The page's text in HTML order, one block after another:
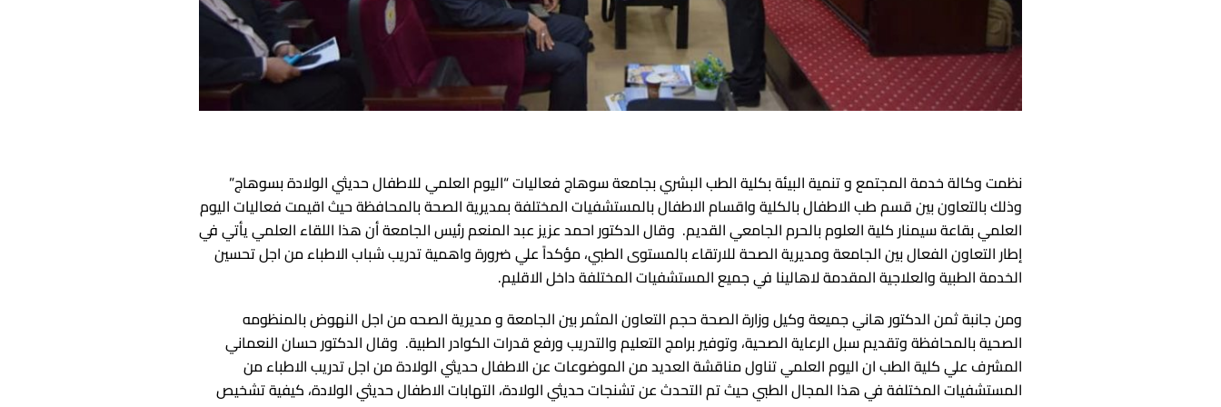
ادارة الازمات والكوارث
الخدمات الالكترونية
التخطيط الاستراتيجي
كلية الطب جامعة الفيوم
كلية الطب جامعة كفر الشيخ
كلية الطب جامعة المنصورة
كلية الطب بقنا جامعة جنوب الوادى
كلية الطب بالإسماعيلية جامعة قناة السويس
كلية الطب جامعة الزقازيق
كلية الطب جامعة بنها
نظمت وكالة خدمة المجتمع و تنمية البيئة بكلية الطب البشري بجامعة سوهاج فعاليات “اليوم العلمي للاطفال حديثي الولادة بسوهاج”
وذلك بالتعاون بين قسم طب الاطفال بالكلية واقسام الاطفال بالمستشفيات المختلفة بمديرية الصحة بالمحافظة حيث اقيمت فعاليات اليوم
العلمي بقاعة سيمنار كلية العلوم بالحرم الجامعي القديم. وقال الدكتور احمد عزيز عبد المنعم رئيس الجامعة أن هذا اللقاء العلمي يأتي في
إطار التعاون الفعال بين الجامعة ومديرية الصحة للارتقاء بالمستوى الطبي، مؤكداً علي ضرورة واهمية تدريب شباب الاطباء من اجل تحسين
الخدمة الطبية والعلاجية المقدمة لاهالينا في جميع المستشفيات المختلفة داخل الاقليم.
ومن جانبة ثمن الدكتور هاني جميعة وكيل وزارة الصحة حجم التعاون المثمر بين الجامعة و مديرية الصحه من اجل النهوض بالمنظومه
الصحية بالمحافظة وتقديم سبل الرعاية الصحية، وتوفير برامج التعليم والتدريب ورفع قدرات الكوادر الطبية. وقال الدكتور حسان النعماني
المشرف علي كلية الطب ان اليوم العلمي تناول مناقشة العديد من الموضوعات عن الاطفال حديثي الولادة من اجل تدريب الاطباء من
المستشفيات المختلفة في هذا المجال الطبي حيث تم التحدث عن تشنجات حديثي الولادة، التهابات الاطفال حديثي الولادة، كيفية تشخيص